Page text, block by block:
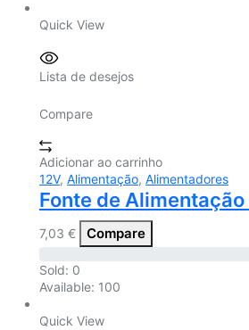
Quick View
Lista de desejos
Compare
Adicionar ao carrinho
12V, Alimentação, Alimentadores
Fonte de Alimentação
7,03 € Compare
Sold: 0
Available: 100
Quick View